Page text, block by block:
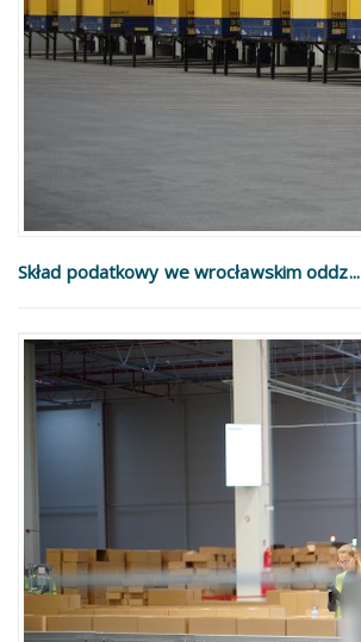
Skład podatkowy we wrocławskim oddz...